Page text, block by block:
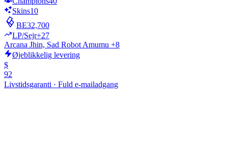
Skins10
BE32,700
LP/Sejr+27
Arcana Jhin, Sad Robot Amumu +8
Øjeblikkelig levering
$
92
Livstidsgaranti · Fuld e-mailadgang